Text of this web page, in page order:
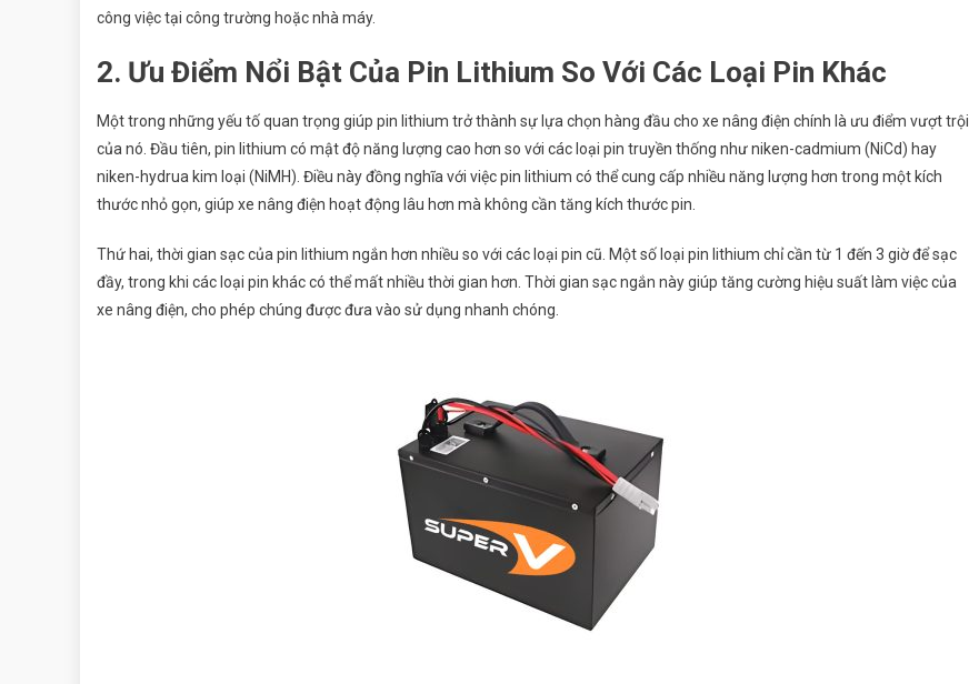
công việc tại công trường hoặc nhà máy.
2. Ưu Điểm Nổi Bật Của Pin Lithium So Với Các Loại Pin Khác
Một trong những yếu tố quan trọng giúp pin lithium trở thành sự lựa chọn hàng đầu cho xe nâng điện chính là ưu điểm vượt trội
của nó. Đầu tiên, pin lithium có mật độ năng lượng cao hơn so với các loại pin truyền thống như niken-cadmium (NiCd) hay
niken-hydrua kim loại (NiMH). Điều này đồng nghĩa với việc pin lithium có thể cung cấp nhiều năng lượng hơn trong một kích
thước nhỏ gọn, giúp xe nâng điện hoạt động lâu hơn mà không cần tăng kích thước pin.
Thứ hai, thời gian sạc của pin lithium ngắn hơn nhiều so với các loại pin cũ. Một số loại pin lithium chỉ cần từ 1 đến 3 giờ để sạc
đầy, trong khi các loại pin khác có thể mất nhiều thời gian hơn. Thời gian sạc ngắn này giúp tăng cường hiệu suất làm việc của
xe nâng điện, cho phép chúng được đưa vào sử dụng nhanh chóng.